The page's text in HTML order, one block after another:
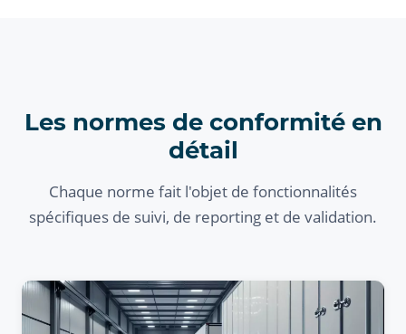
Les normes de conformité en
détail
Chaque norme fait l'objet de fonctionnalités
spécifiques de suivi, de reporting et de validation.